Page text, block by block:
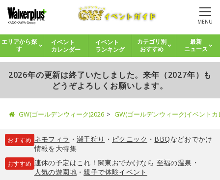
MENU
エリアから探
す
イベント
カレンダー
イベント
ランキング
カテゴリ別
おすすめ
最新
ニュース
2026年の更新は終了いたしました。来年（2027年）も
どうぞよろしくお願いします。
GW(ゴールデンウィーク)2026 GW(ゴールデンウィーク)イベント
おすすめ ネモフィラ ・ 潮干狩り ・ ピクニック ・ BBQなどおでかけ
情報を大特集
おすすめ 連休の予定はこれ！関東おでかけなら 至福の温泉 ・
人気の遊園地・親子で体験イベント